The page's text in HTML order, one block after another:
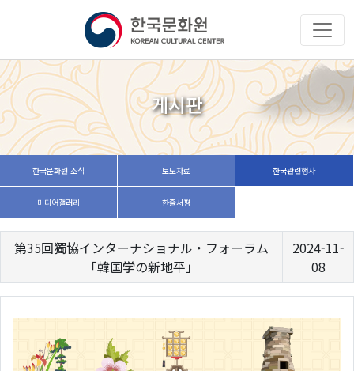
게시판
한국문화원 소식 보도자료 한국관련행사
미디어갤러리 한줄서평
第35回獨協インターナショナル・フォーラム
「韓国学の新地平」
2024-11-
08